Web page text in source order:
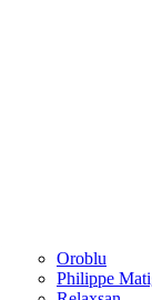
Oroblu
Philippe